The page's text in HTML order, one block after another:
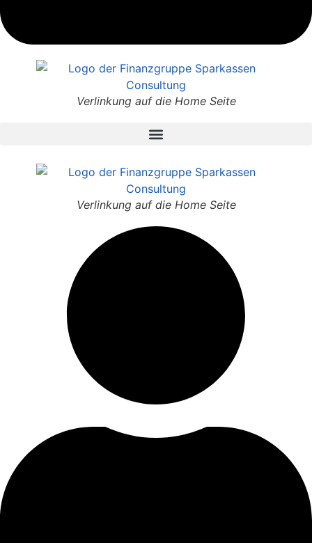
Verlinkung auf die Home Seite
Verlinkung auf die Home Seite